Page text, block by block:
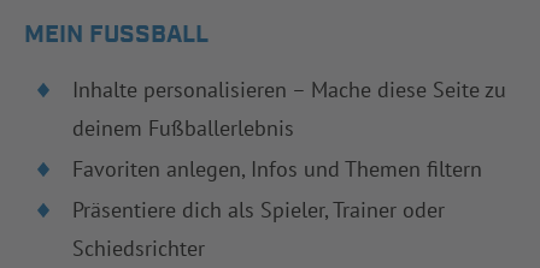
MEIN FUSSBALL
Inhalte personalisieren – Mache diese Seite zu
deinem Fußballerlebnis
Favoriten anlegen, Infos und Themen filtern
Präsentiere dich als Spieler, Trainer oder
Schiedsrichter